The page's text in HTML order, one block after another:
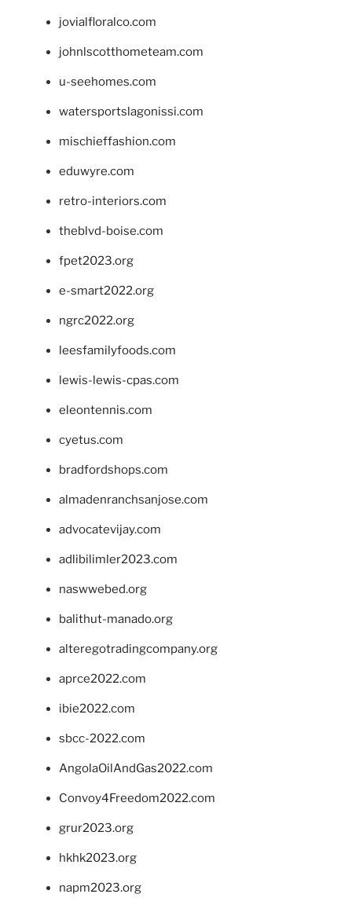
jovialfloralco.com
johnlscotthometeam.com
u-seehomes.com
watersportslagonissi.com
mischieffashion.com
eduwyre.com
retro-interiors.com
theblvd-boise.com
fpet2023.org
e-smart2022.org
ngrc2022.org
leesfamilyfoods.com
lewis-lewis-cpas.com
eleontennis.com
cyetus.com
bradfordshops.com
almadenranchsanjose.com
advocatevijay.com
adlibilimler2023.com
naswwebed.org
balithut-manado.org
alteregotradingcompany.org
aprce2022.com
ibie2022.com
sbcc-2022.com
AngolaOilAndGas2022.com
Convoy4Freedom2022.com
grur2023.org
hkhk2023.org
napm2023.org